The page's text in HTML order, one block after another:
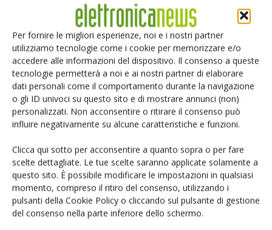
Per fornire le migliori esperienze, noi e i nostri partner
utilizziamo tecnologie come i cookie per memorizzare e/o
accedere alle informazioni del dispositivo. Il consenso a queste
tecnologie permetterà a noi e ai nostri partner di elaborare
dati personali come il comportamento durante la navigazione
o gli ID univoci su questo sito e di mostrare annunci (non)
personalizzati. Non acconsentire o ritirare il consenso può
influire negativamente su alcune caratteristiche e funzioni.
Clicca qui sotto per acconsentire a quanto sopra o per fare
scelte dettagliate. Le tue scelte saranno applicate solamente a
questo sito. È possibile modificare le impostazioni in qualsiasi
momento, compreso il ritiro del consenso, utilizzando i
pulsanti della Cookie Policy o cliccando sul pulsante di gestione
del consenso nella parte inferiore dello schermo.
Siemens e NVIDIA insieme sull’IA
agentica per l’EDA
LASCIA UN COMMENTO